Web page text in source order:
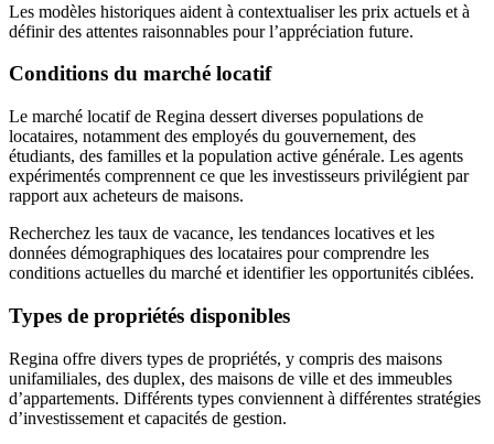
Les modèles historiques aident à contextualiser les prix actuels et à
définir des attentes raisonnables pour l’appréciation future.
Conditions du marché locatif
Le marché locatif de Regina dessert diverses populations de
locataires, notamment des employés du gouvernement, des
étudiants, des familles et la population active générale. Les agents
expérimentés comprennent ce que les investisseurs privilégient par
rapport aux acheteurs de maisons.
Recherchez les taux de vacance, les tendances locatives et les
données démographiques des locataires pour comprendre les
conditions actuelles du marché et identifier les opportunités ciblées.
Types de propriétés disponibles
Regina offre divers types de propriétés, y compris des maisons
unifamiliales, des duplex, des maisons de ville et des immeubles
d’appartements. Différents types conviennent à différentes stratégies
d’investissement et capacités de gestion.